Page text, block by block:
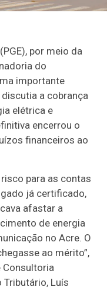
por meio da
do
importante
a cobrança
elétrica e
encerrou o
financeiros ao
risco para as contas
já certificado,
afastar a
de energia
no Acre. O
ao mérito”,
Luís